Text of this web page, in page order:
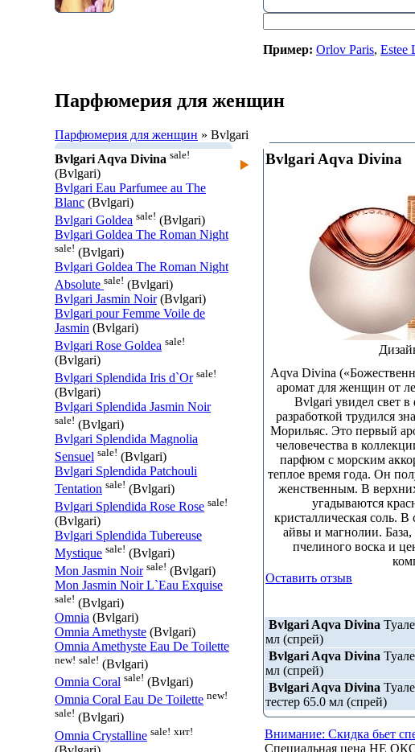
Пример: Orlov Paris, Estee
Парфюмерия для женщин
Парфюмерия для женщин » Bvlgari
Bvlgari Aqva Divina sale!
(Bvlgari)
Bvlgari Eau Parfumee au The
Blanc (Bvlgari)
Bvlgari Goldea sale! (Bvlgari)
Bvlgari Goldea The Roman Night
sale! (Bvlgari)
Bvlgari Goldea The Roman Night
Absolute sale! (Bvlgari)
Bvlgari Jasmin Noir(Bvlgari)
Bvlgari pour Femme Voile de
Jasmin (Bvlgari)
Bvlgari Rose Goldea sale!
(Bvlgari)
Bvlgari Splendida Iris d`Or sale!
(Bvlgari)
Bvlgari Splendida Jasmin Noir
sale! (Bvlgari)
Bvlgari Splendida Magnolia
Sensuel sale! (Bvlgari)
Bvlgari Splendida Patchouli
Tentation sale! (Bvlgari)
Bvlgari Splendida Rose Rose sale!
(Bvlgari)
Bvlgari Splendida Tubereuse
Mystique sale! (Bvlgari)
Mon Jasmin Noir sale! (Bvlgari)
Mon Jasmin Noir L`Eau Exquise
sale! (Bvlgari)
Omnia (Bvlgari)
Omnia Amethyste (Bvlgari)
Omnia Amethyste Eau De Toilette
new! sale! (Bvlgari)
Omnia Coral sale! (Bvlgari)
Omnia Coral Eau De Toilette new!
sale! (Bvlgari)
Omnia Crystalline sale! хит!
Bvlgari Aqva Divina
Aqva Divina
аромат для женщин от
Bvlgari увидел свет в
разработкой трудился
Морильяс. Это первый
человечества в
парфюм с морским
теплое время года. Он
женственным. В
угадываются
кристаллическая соль.
айвы и магнолии.
пчелиного воска и
Оставить отзыв
Bvlgari Aqva Divina
мл (спрей)
Bvlgari Aqva Divina
мл (спрей)
Bvlgari Aqva Divina
тестер 65.0 мл (спрей)
Внимание: Скидка бьет
Специальная цена НЕ